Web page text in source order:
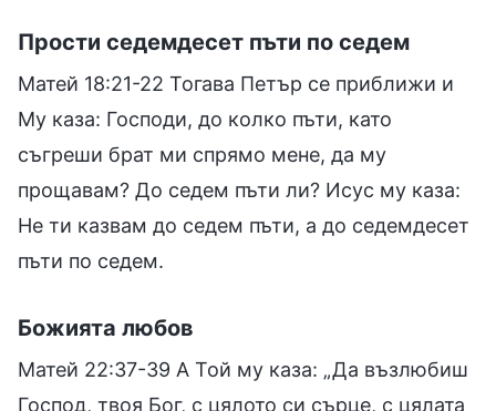
Прости седемдесет пъти по седем
Матей 18:21-22 Тогава Петър се приближи и
Му каза: Господи, до колко пъти, като
съгреши брат ми спрямо мене, да му
прощавам? До седем пъти ли? Исус му каза:
Не ти казвам до седем пъти, а до седемдесет
пъти по седем.
Божията любов
Матей 22:37-39 А Той му каза: „Да възлюбиш
Господ, твоя Бог, с цялото си сърце, с цялата